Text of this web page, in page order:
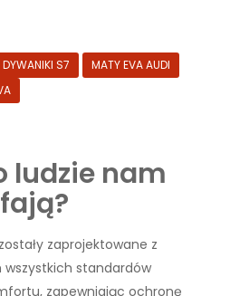
DYWANIKI S7
MATY EVA AUDI
ludzie nam
zaprojektowane z
standardów
zapewniając ochronę